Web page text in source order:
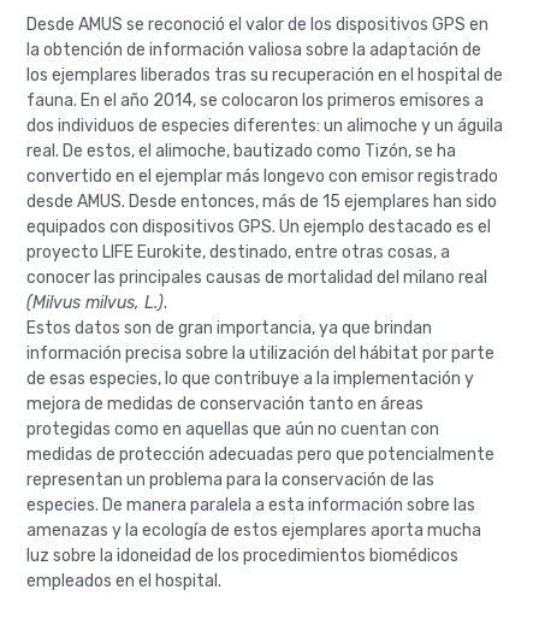
Desde AMUS se reconoció el valor de los dispositivos GPS en
la obtención de información valiosa sobre la adaptación de
los ejemplares liberados tras su recuperación en el hospital de
fauna. En el año 2014, se colocaron los primeros emisores a
dos individuos de especies diferentes: un alimoche y un águila
real. De estos, el alimoche, bautizado como Tizón, se ha
convertido en el ejemplar más longevo con emisor registrado
desde AMUS. Desde entonces, más de 15 ejemplares han sido
equipados con dispositivos GPS. Un ejemplo destacado es el
proyecto LIFE Eurokite, destinado, entre otras cosas, a
conocer las principales causas de mortalidad del milano real
(Milvus milvus, L.).
Estos datos son de gran importancia, ya que brindan
información precisa sobre la utilización del hábitat por parte
de esas especies, lo que contribuye a la implementación y
mejora de medidas de conservación tanto en áreas
protegidas como en aquellas que aún no cuentan con
medidas de protección adecuadas pero que potencialmente
representan un problema para la conservación de las
especies. De manera paralela a esta información sobre las
amenazas y la ecología de estos ejemplares aporta mucha
luz sobre la idoneidad de los procedimientos biomédicos
empleados en el hospital.